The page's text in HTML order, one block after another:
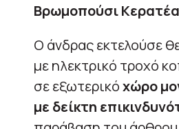
Βρωμοπούσι
Ο άνδρας εκτελούσε
με ηλεκτρικό τροχό
σε εξωτερικόχώρο
με δείκτη